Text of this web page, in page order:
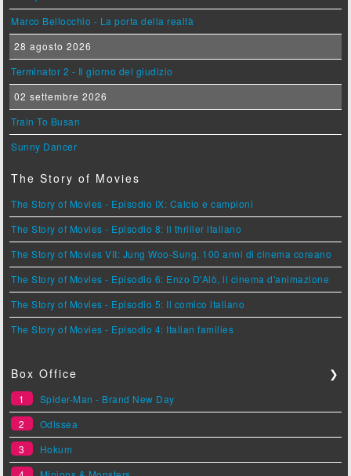
Marco Bellocchio - La porta della realtà
28 agosto 2026
Terminator 2 - Il giorno del giudizio
02 settembre 2026
Train To Busan
Sunny Dancer
The Story of Movies
The Story of Movies - Episodio IX: Calcio e campioni
The Story of Movies - Episodio 8: Il thriller italiano
The Story of Movies VII: Jung Woo-Sung, 100 anni di cinema coreano
The Story of Movies - Episodio 6: Enzo D'Alò, il cinema d'animazione
The Story of Movies - Episodio 5: Il comico italiano
The Story of Movies - Episodio 4: Italian families
Box Office ❯
1
Spider-Man - Brand New Day
2
Odissea
3
Hokum